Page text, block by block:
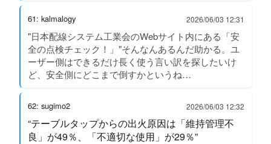
61: kalmalogy 2026/06/03 12:31
"日本配線システム工業会のWebサイト内にある「安
全の点検チェック！」"そんなんあるんだ助かる。ユ
ーザー側はできるだけ長く使う言い訳を探したいけ
ど、安全側にどこまで倒すかというね…
62: sugimo2 2026/06/03 12:32
“テーブルタップからの出火原因は「維持管理不
良」が49％、「不適切な使用」が29％”